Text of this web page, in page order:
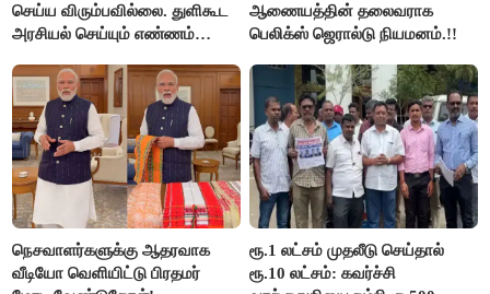
செய்ய விரும்பவில்லை. துளிகூட
அரசியல் செய்யும் எண்ணம்
விஜய் பதில்!
ஆணையத்தின் தலைவராக
பெலிக்ஸ் ஜெரால்டு நியமனம்.!!
நெசவாளர்களுக்கு ஆதரவாக
வீடியோ வெளியிட்டு பிரதமர்
ரூ.1 லட்சம் முதலீடு செய்தால்
ரூ.10 லட்சம்: கவர்ச்சி